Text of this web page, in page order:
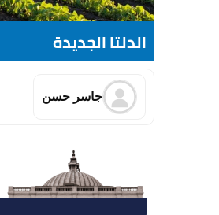
الدلتا الجديدة
جاسر حسن